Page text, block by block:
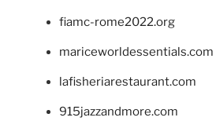
fiamc-rome2022.org
mariceworldessentials.com
lafisheriarestaurant.com
915jazzandmore.com